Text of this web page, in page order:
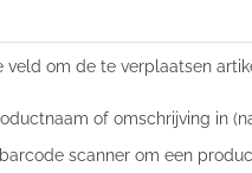
veld om de te verplaatsen
of omschrijving in
scanner om een